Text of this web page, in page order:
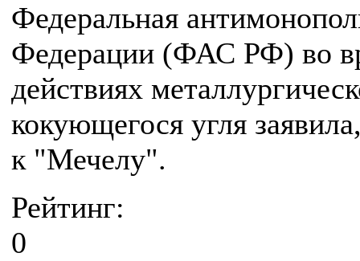
Федеральная
Федерации (ФАС РФ) во
действиях
кокующегося угля
к "Мечелу".
Рейтинг:
0